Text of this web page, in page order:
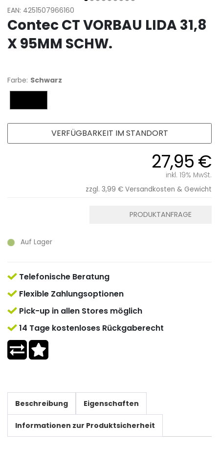
EAN: 4251507966160
Contec CT VORBAU LIDA 31,8
X 95MM SCHW.
Farbe: Schwarz
27,95 €
inkl. 19% MwSt.
zzgl. 3,99 € Versandkosten & Gewicht
Auf Lager
PRODUKTANFRAGE
VERFÜGBARKEIT IM STANDORT
Telefonische Beratung
Flexible Zahlungsoptionen
Pick-up in allen Stores möglich
14 Tage kostenloses Rückgaberecht
Beschreibung Eigenschaften
Informationen zur Produktsicherheit